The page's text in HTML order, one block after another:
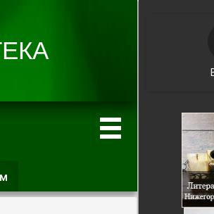
вкладка)